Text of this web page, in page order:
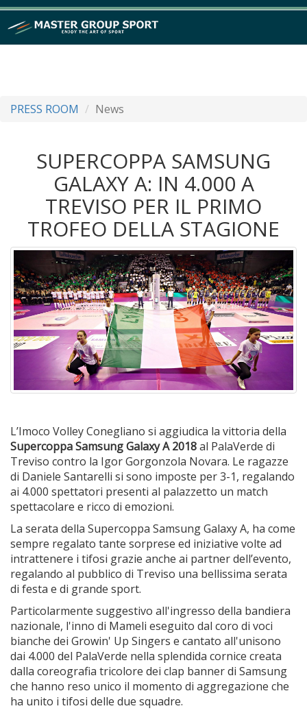
PRESS ROOM News
SUPERCOPPA SAMSUNG
GALAXY A: IN 4.000 A
TREVISO PER IL PRIMO
TROFEO DELLA STAGIONE
L’Imoco Volley Conegliano si aggiudica la vittoria della
Supercoppa Samsung Galaxy A 2018al PalaVerde di
Treviso contro la Igor Gorgonzola Novara. Le ragazze
di Daniele Santarelli si sono imposte per 3-1, regalando
ai 4.000 spettatori presenti al palazzetto un match
spettacolare e ricco di emozioni.
La serata della Supercoppa Samsung Galaxy A, ha come
sempre regalato tante sorprese ed iniziative volte ad
intrattenere i tifosi grazie anche ai partner dell’evento,
regalando al pubblico di Treviso una bellissima serata
di festa e di grande sport.
Particolarmente suggestivo all'ingresso della bandiera
nazionale, l'inno di Mameli eseguito dal coro di voci
bianche dei Growin' Up Singers e cantato all'unisono
dai 4.000 del PalaVerde nella splendida cornice creata
dalla coreografia tricolore dei clap banner di Samsung
che hanno reso unico il momento di aggregazione che
ha unito i tifosi delle due squadre.